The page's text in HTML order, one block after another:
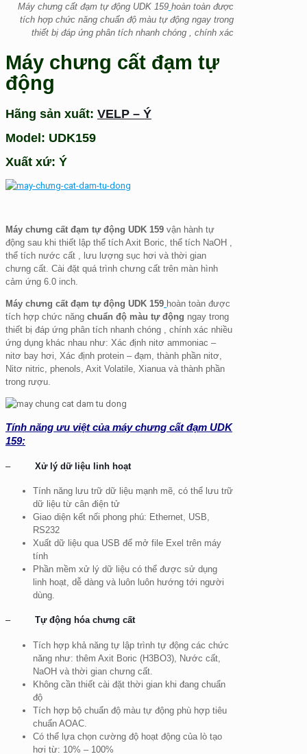
Máy chưng cất đạm tự động UDK 159 hoàn toàn được
tích hợp chức năng chuẩn độ màu tự động ngay trong
thiết bị đáp ứng phân tích nhanh chóng , chính xác
Máy chưng cất đạm tự
động
Hãng sản xuất: VELP – Ý
Model: UDK159
Xuất xứ: Ý
Máy chưng cất đạm tự động UDK 159 vận hành tự
động sau khi thiết lập thể tích Axit Boric, thể tích NaOH ,
thể tích nước cất , lưu lượng sục hơi và thời gian
chưng cất. Cài đặt quá trình chưng cất trên màn hình
cảm ứng 6.0 inch.
Máy chưng cất đạm tự động UDK 159 hoàn toàn được
tích hợp chức năng chuẩn độ màu tự động ngay trong
thiết bị đáp ứng phân tích nhanh chóng , chính xác nhiều
ứng dụng khác nhau như: Xác định nitơ ammoniac –
nitơ bay hơi, Xác định protein – đạm, thành phần nitơ,
Nitơ nitric, phenols, Axit Volatile, Xianua và thành phần
trong rượu.
Tính năng ưu việt của máy chưng cất đạm UDK
159:
– Xử lý dữ liệu linh hoạt
Tính năng lưu trữ dữ liệu mạnh mẽ, có thể lưu trữ
dữ liệu từ cân điện tử
Giao diện kết nối phong phú: Ethernet, USB,
RS232
Xuất dữ liệu qua USB để mở file Exel trên máy
tính
Phần mềm xử lý dữ liệu có thể được sử dụng
linh hoạt, dễ dàng và luôn luôn hướng tới người
dùng.
– Tự động hóa chưng cất
Tích hợp khả năng tự lập trình tự động các chức
năng như: thêm Axit Boric (H3BO3), Nước cất,
NaOH và thời gian chưng cất.
Không cần thiết cài đặt thời gian khi đang chuẩn
độ
Tích hợp bộ chuẩn độ màu tự động phù hợp tiêu
chuẩn AOAC.
Có thể lựa chọn cường độ hoạt động của lò tạo
hơi từ: 10% – 100%